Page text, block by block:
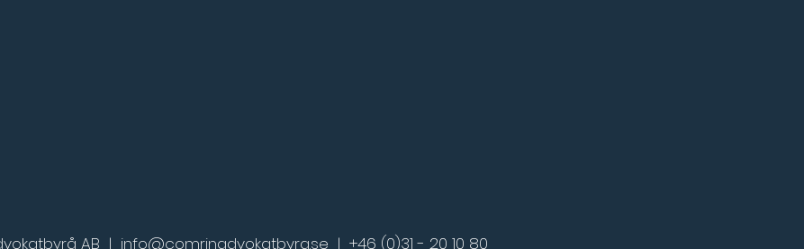
AB | info@comrinadvokatbyra.se | +46 (0)31 - 20 10 80